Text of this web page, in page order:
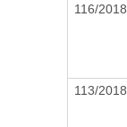
116/2018
113/2018